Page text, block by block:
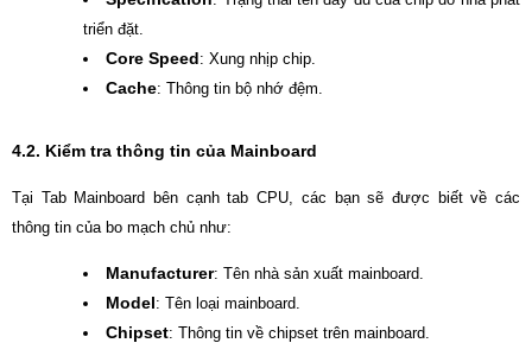
triển đặt.
Core Speed: Xung nhịp chip.
Cache: Thông tin bộ nhớ đệm.
4.2. Kiểm tra thông tin của Mainboard
Tại Tab Mainboard bên cạnh tab CPU, các bạn sẽ được biết về các
thông tin của bo mạch chủ như:
Manufacturer: Tên nhà sản xuất mainboard.
Model: Tên loại mainboard.
Chipset: Thông tin về chipset trên mainboard.